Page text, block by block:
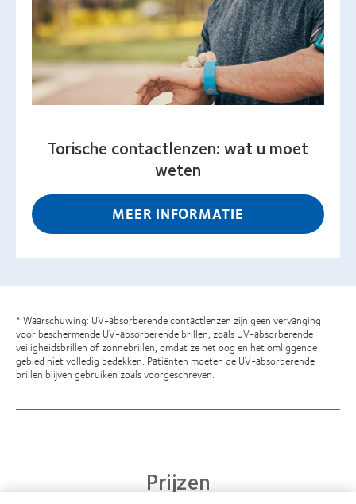
Torische contactlenzen: wat u moet
weten
MEER INFORMATIE
* Waarschuwing: UV-absorberende contactlenzen zijn geen vervanging
voor beschermende UV-absorberende brillen, zoals UV-absorberende
veiligheidsbrillen of zonnebrillen, omdat ze het oog en het omliggende
gebied niet volledig bedekken. Patiënten moeten de UV-absorberende
brillen blijven gebruiken zoals voorgeschreven.
Prijzen